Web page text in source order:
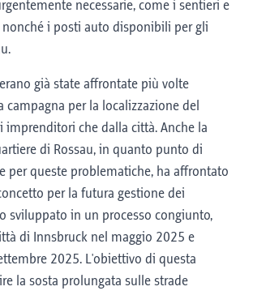
necessarie, come i sentieri e
nonché i posti auto disponibili per gli
già state affrontate più volte
campagna per la localizzazione del
imprenditori che dalla città. Anche la
di Rossau, in quanto punto di
per queste problematiche, ha affrontato
per la futura gestione dei
sviluppato in un processo congiunto,
di Innsbruck nel maggio 2025 e
2025. L'obiettivo di questa
la sosta prolungata sulle strade